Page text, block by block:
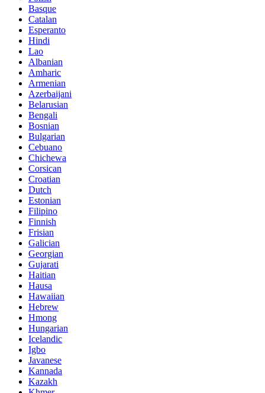
Basque
Catalan
Esperanto
Hindi
Lao
Albanian
Amharic
Armenian
Azerbaijani
Belarusian
Bengali
Bosnian
Bulgarian
Cebuano
Chichewa
Corsican
Croatian
Dutch
Estonian
Filipino
Finnish
Frisian
Galician
Georgian
Gujarati
Haitian
Hausa
Hawaiian
Hebrew
Hmong
Hungarian
Icelandic
Igbo
Javanese
Kannada
Kazakh